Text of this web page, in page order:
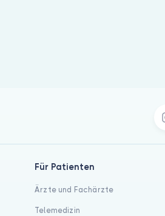
Für Patienten
Ärzte und Fachärzte
Telemedizin